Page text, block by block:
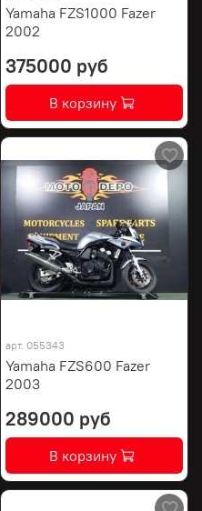
Yamaha FZS1000 Fazer
2002
375000 руб
В корзину
арт. 055343
Yamaha FZS600 Fazer
2003
289000 руб
В корзину